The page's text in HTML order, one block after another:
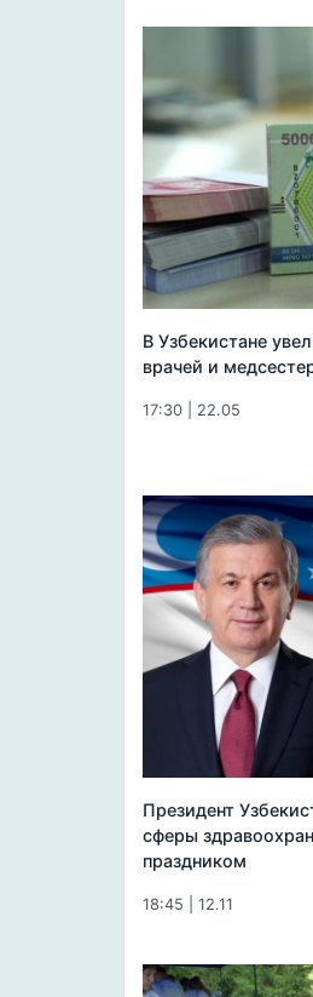
В Узбекистане
врачей и
17:30 | 22.05
Президент
сферы
праздником
18:45 | 12.11